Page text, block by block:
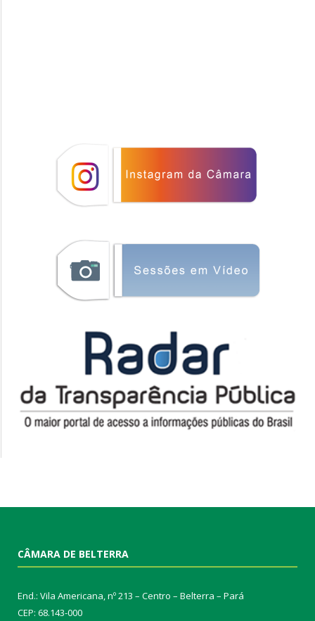
CÂMARA DE BELTERRA
End.: Vila Americana, nº 213 – Centro – Belterra – Pará
CEP: 68.143-000